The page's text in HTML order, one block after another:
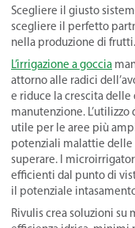
Scegliere il giusto
scegliere il perfetto
nella produzione di frutti.
L’irrigazione a goccia
attorno alle radici
e riduce la crescita
manutenzione.
utile per le aree più
potenziali malattie delle
superare. I
efficienti dal punto di
il potenziale
Rivulis crea soluzioni su